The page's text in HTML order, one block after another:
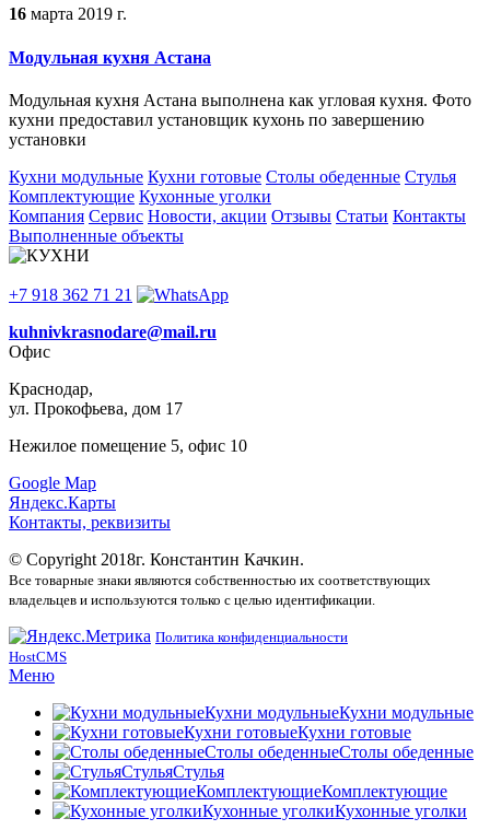
16 марта 2019 г.
Модульная кухня Астана
Модульная кухня Астана выполнена как угловая кухня. Фото
кухни предоставил установщик кухонь по завершению
установки
Кухни модульные Кухни готовые Столы обеденные Стулья
Комплектующие Кухонные уголки
Компания Сервис Новости, акции Отзывы Статьи Контакты
Выполненные объекты
+7 918 362 71 21
kuhnivkrasnodare@mail.ru
Офис
Краснодар,
ул. Прокофьева, дом 17
Нежилое помещение 5, офис 10
Google Map
Яндекс.Карты
Контакты, реквизиты
© Copyright 2018г. Константин Качкин.
Все товарные знаки являются собственностью их соответствующих
владельцев и используются только с целью идентификации.
Политика конфиденциальности
HostCMS
Меню
Кухни модульныеКухни модульные
Кухни готовыеКухни готовые
Столы обеденныеСтолы обеденные
СтульяСтулья
КомплектующиеКомплектующие
Кухонные уголкиКухонные уголки